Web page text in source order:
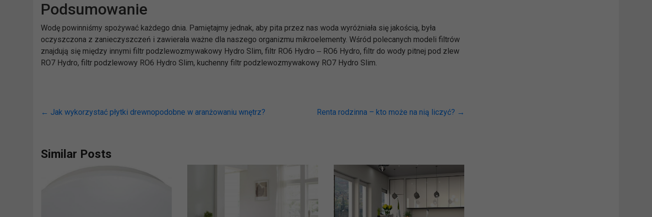
Podsumowanie
Wodę powinniśmy spożywać każdego dnia. Pamiętajmy jednak, aby pita przez nas woda wyróżniała się jakością, była
oczyszczona z zanieczyszczeń i zawierała ważne dla naszego organizmu mikroelementy. Wśród polecanych modeli filtrów
znajdują się między innymi filtr podzlewozmywakowy Hydro Slim, filtr RO6 Hydro ‒ RO6 Hydro, filtr do wody pitnej pod zlew
RO7 Hydro, filtr podzlewowy RO6 Hydro Slim, kuchenny filtr podzlewozmywakowy RO7 Hydro Slim.
← Jak wykorzystać płytki drewnopodobne w aranżowaniu wnętrz? Renta rodzinna – kto może na nią liczyć? →
Similar Posts